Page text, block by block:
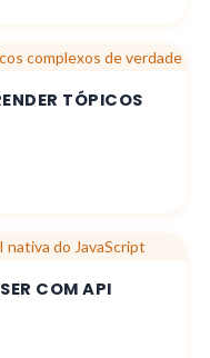
TÓPICOS
COM API